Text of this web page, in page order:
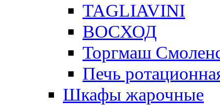
TAGLIAVINI
ВОСХОД
Торгмаш
Печь
Шкафы жарочные